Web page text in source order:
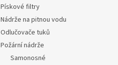
Pískové filtry
Nádrže na pitnou vodu
Odlučovače tuků
Požární nádrže
Samonosné